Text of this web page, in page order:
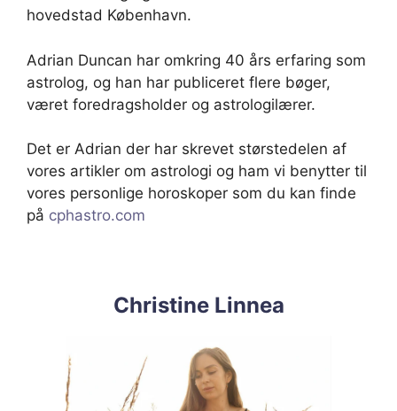
hovedstad København.
Adrian Duncan har omkring 40 års erfaring som
astrolog, og han har publiceret flere bøger,
været foredragsholder og astrologilærer.
Det er Adrian der har skrevet størstedelen af
vores artikler om astrologi og ham vi benytter til
vores personlige horoskoper som du kan finde
på cphastro.com
Christine Linnea